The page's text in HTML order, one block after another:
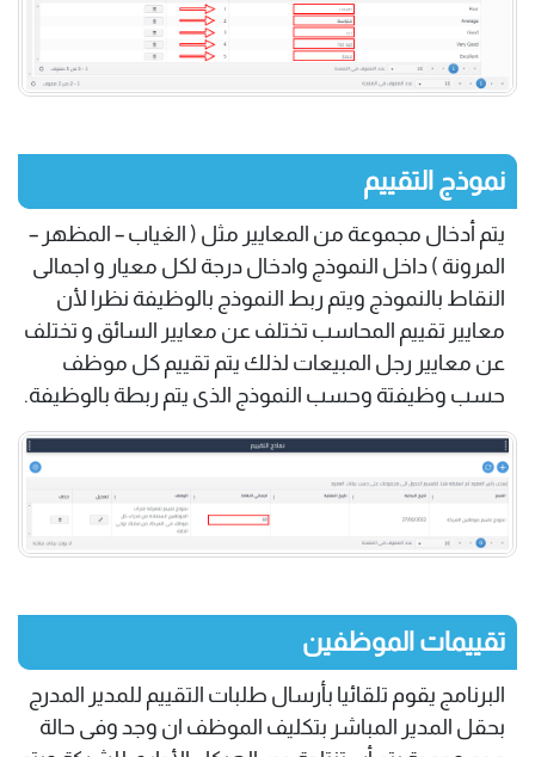
نموذج التقييم
يتم أدخال مجموعة من المعايير مثل ( الغياب – المظهر –
المرونة ) داخل النموذج وادخال درجة لكل معيار و اجمالى
النقاط بالنموذج ويتم ربط النموذج بالوظيفة نظرا لأن
معايير تقييم المحاسب تختلف عن معايير السائق و تختلف
عن معايير رجل المبيعات لذلك يتم تقييم كل موظف
حسب وظيفتة وحسب النموذج الذى يتم ربطة بالوظيفة.
تقييمات الموظفين
البرنامج يقوم تلقائيا بأرسال طلبات التقييم للمدير المدرج
بحقل المدير المباشر بتكليف الموظف ان وجد وفى حالة